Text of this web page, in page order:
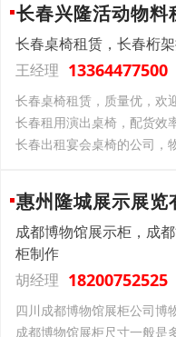
长春兴隆活动物料
长春桌椅租赁，长春桁
王经理 13364477500
长春桌椅租赁，质量优，欢
长春租用演出桌椅，配货效
长春出租宴会桌椅的公司，
惠州隆城展示展览
成都博物馆展示柜，成
柜制作
胡经理 18200752525
四川成都博物馆展柜公司博
成都博物馆展柜尺寸一般是